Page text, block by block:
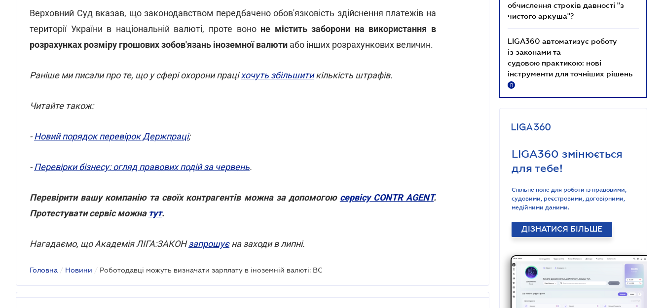
Верховний Суд вказав, що законодавством передбачено обов'язковість здійснення платежів на
території України в національній валюті, проте воно не містить заборони на використання в
розрахунках розміру грошових зобов'язань іноземної валюти або інших розрахункових величин.
Раніше ми писали про те, що у сфері охорони праціхочуть збільшитикількість штрафів.
Читайте також:
-Новий порядок перевірок Держпраці;
- Перевірки бізнесу: огляд правових подій за червень.
Перевірити вашу компанію та своїх контрагентів можна за допомогою сервісу CONTR AGENT.
Протестувати сервіс можна тут.
Нагадаємо, що Академія ЛІГА:ЗАКОНзапрошуєна заходи в липні.
Головна / Новини / Роботодавці можуть визначати зарплату в іноземній валюті: ВС
обчислення строків давності "з
чистого аркуша"?
LIGA360 автоматизує роботу
із законами та
судовою практикою: нові
інструменти для точніших рішень
R
LIGA360 змінюється
для тебе!
Спільне поле для роботи із правовими,
судовими, реєстровими, договірними,
медійними даними.
ДІЗНАТИСЯ БІЛЬШЕ